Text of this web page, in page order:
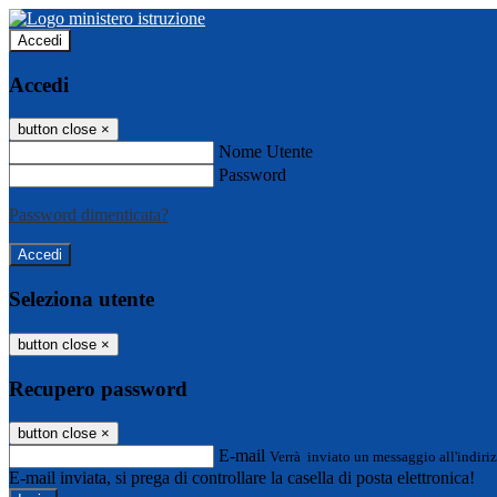
Accedi
Accedi
button close ×
Nome Utente
Password
Password dimenticata?
Seleziona utente
button close ×
Recupero password
button close ×
E-mail Verrà inviato un messaggio
E-mail inviata, si prega di controllare la casella di posta elettronica!